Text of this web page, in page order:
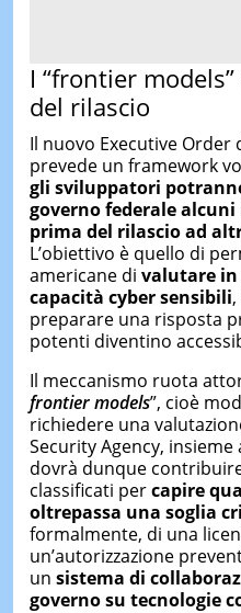
I “frontier
del rilascio
Il nuovo Executive
prevede un framework
gli sviluppatori
governo federale
prima del rilascio ad
L’obiettivo è quello di
americane di valutare
capacità cyber sensibili
preparare una risposta
potenti diventino
Il meccanismo ruota
frontier models”, cioè
richiedere una
Security Agency,
dovrà dunque
classificati percapire
oltrepassa una soglia
formalmente, di una
un’autorizzazione
un sistema di
governo su tecnologie